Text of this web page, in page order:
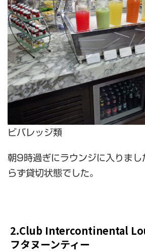
ビバレッジ類
朝9時過ぎにラウンジに入りまし
らず貸切状態でした。
2.Club Intercontinental
フタヌーンティー